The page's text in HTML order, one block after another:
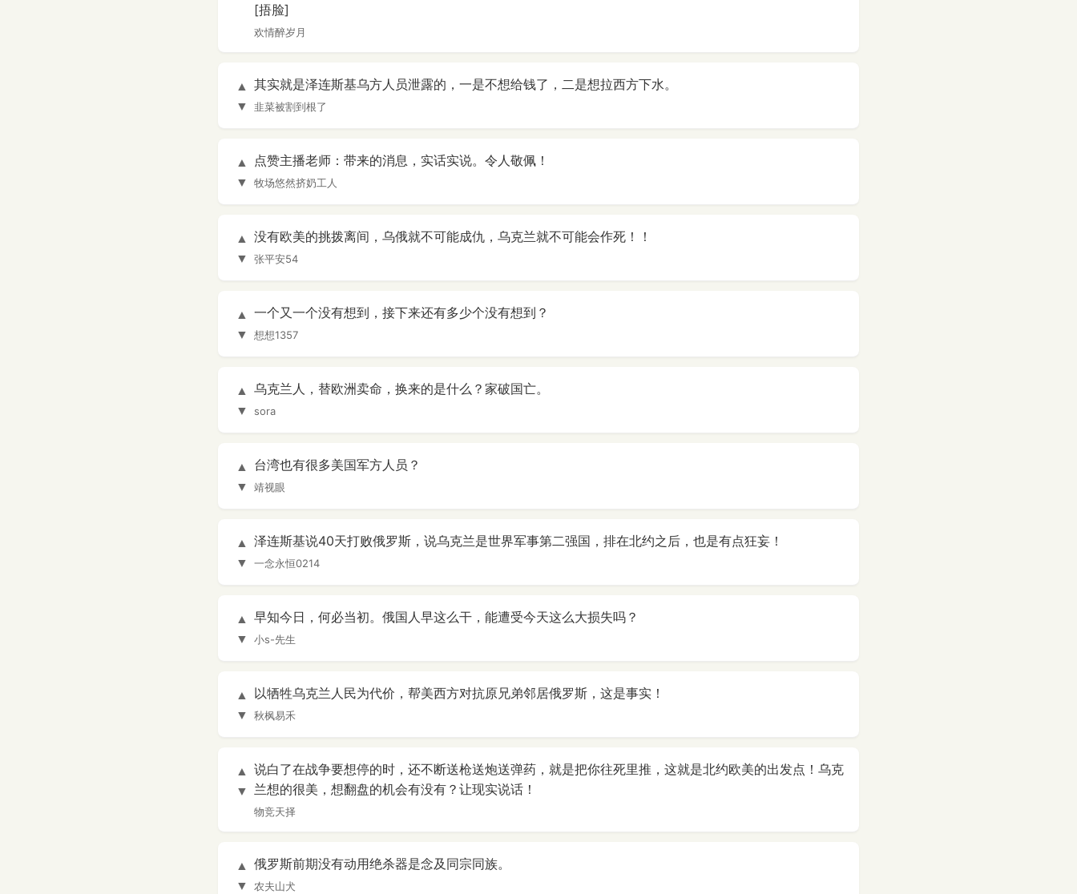
[捂脸]
欢情醉岁月
▲
▼
其实就是泽连斯基乌方人员泄露的，一是不想给钱了，二是想拉西方下水。
韭菜被割到根了
▲
▼
点赞主播老师：带来的消息，实话实说。令人敬佩！
牧场悠然挤奶工人
▲
▼
没有欧美的挑拨离间，乌俄就不可能成仇，乌克兰就不可能会作死！！
张平安54
▲
▼
一个又一个没有想到，接下来还有多少个没有想到？
想想1357
▲
▼
乌克兰人，替欧洲卖命，换来的是什么？家破国亡。
sora
▲
▼
台湾也有很多美国军方人员？
靖视眼
▲
▼
泽连斯基说40天打败俄罗斯，说乌克兰是世界军事第二强国，排在北约之后，也是有点狂妄！
一念永恒0214
▲
▼
早知今日，何必当初。俄国人早这么干，能遭受今天这么大损失吗？
小s-先生
▲
▼
以牺牲乌克兰人民为代价，帮美西方对抗原兄弟邻居俄罗斯，这是事实！
秋枫易禾
▲
▼
说白了在战争要想停的时，还不断送枪送炮送弹药，就是把你往死里推，这就是北约欧美的出发点！乌克
兰想的很美，想翻盘的机会有没有？让现实说话！
物竞天择
▲
▼
俄罗斯前期没有动用绝杀器是念及同宗同族。
农夫山犬